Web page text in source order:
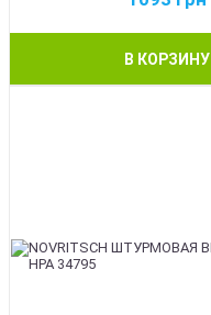
В КОРЗИНУ